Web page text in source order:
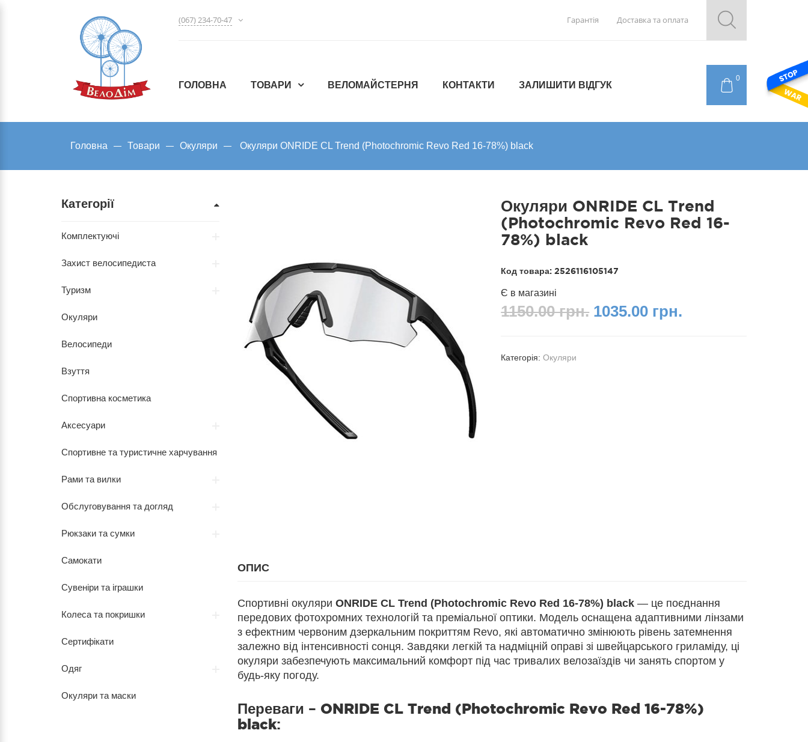
(067) 234-70-47 Гарантія Доставка та оплата
0
ГОЛОВНА ТОВАРИ ВЕЛОМАЙСТЕРНЯ КОНТАКТИ ЗАЛИШИТИ ВІДГУК
Головна Товари Окуляри Окуляри ONRIDE CL Trend (Photochromic Revo Red 16-78%) black
Окуляри ONRIDE CL Trend
(Photochromic Revo Red 16-
78%) black
Код товара:2526116105147
Є в магазині
1150.00 грн. 1035.00 грн.
Категорія:Окуляри
ОПИС
Спортивні окуляри ONRIDE CL Trend (Photochromic Revo Red 16-78%) black— це поєднання
передових фотохромних технологій та преміальної оптики. Модель оснащена адаптивними лінзами
з ефектним червоним дзеркальним покриттям Revo, які автоматично змінюють рівень затемнення
залежно від інтенсивності сонця. Завдяки легкій та надміцній оправі зі швейцарського гриламіду, ці
окуляри забезпечують максимальний комфорт під час тривалих велозаїздів чи занять спортом у
будь-яку погоду.
Переваги – ONRIDE CL Trend (Photochromic Revo Red 16-78%)
black:
Категорії
Комплектуючі
Захист велосипедиста
Туризм
Окуляри
Велосипеди
Взуття
Спортивна косметика
Аксесуари
Спортивне та туристичне харчування
Рами та вилки
Обслуговування та догляд
Рюкзаки та сумки
Самокати
Сувеніри та іграшки
Колеса та покришки
Сертифікати
Одяг
Окуляри та маски